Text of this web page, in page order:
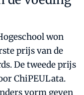
won
prijs van de
De tweede prijs
ChiPEULata.
vorm geven